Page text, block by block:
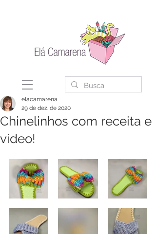
Chinelinhos com receita e
vídeo!
elacamarena
29 de dez. de 2020